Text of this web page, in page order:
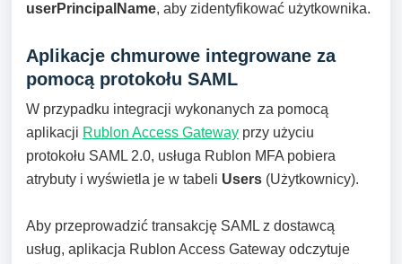
userPrincipalName, aby zidentyfikować użytkownika.
Aplikacje chmurowe integrowane za
pomocą protokołu SAML
W przypadku integracji wykonanych za pomocą
aplikacji Rublon Access Gateway przy użyciu
protokołu SAML 2.0, usługa Rublon MFA pobiera
atrybuty i wyświetla je w tabeli Users (Użytkownicy).
Aby przeprowadzić transakcję SAML z dostawcą
usług, aplikacja Rublon Access Gateway odczytuje